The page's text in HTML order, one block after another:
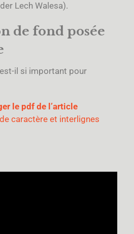
Lech Walesa).
de fond posée
il si important pour
le pdf de l’article
caractère et interlignes